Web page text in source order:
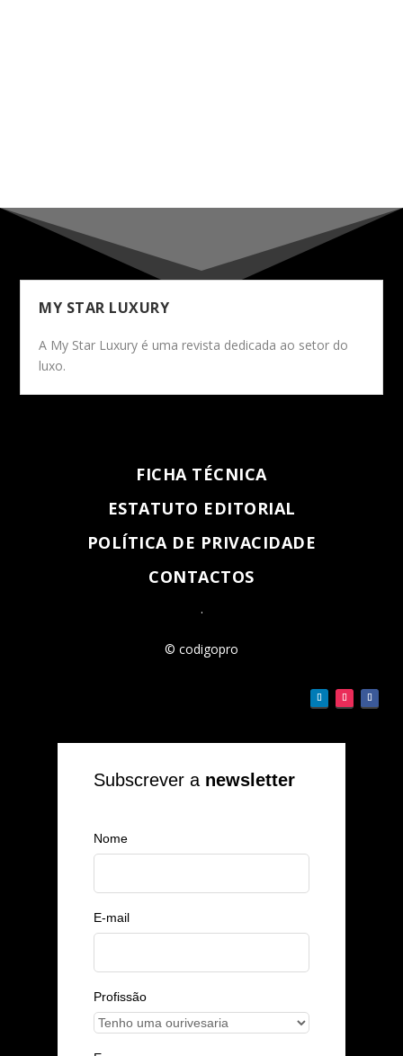
MY STAR LUXURY
A My Star Luxury é uma revista dedicada ao setor do
luxo.
FICHA TÉCNICA
ESTATUTO EDITORIAL
POLÍTICA DE PRIVACIDADE
CONTACTOS
.
© codigopro
Subscrever a newsletter
Nome
E-mail
Profissão